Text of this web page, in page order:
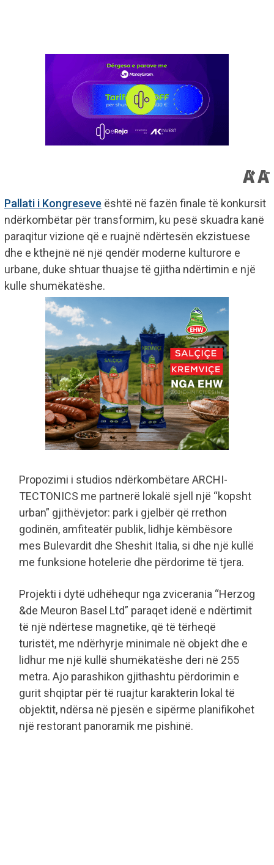
Pallati i Kongreseve është në fazën finale të konkursit
ndërkombëtar për transformim, ku pesë skuadra kanë
paraqitur vizione që e ruajnë ndërtesën ekzistuese
dhe e kthejnë në një qendër moderne kulturore e
urbane, duke shtuar thuajse të gjitha ndërtimin e një
kulle shumëkatëshe.
Propozimi i studios ndërkombëtare ARCHI-
TECTONICS me partnerë lokalë sjell një “kopsht
urban” gjithëvjetor: park i gjelbër që rrethon
godinën, amfiteatër publik, lidhje këmbësore
mes Bulevardit dhe Sheshit Italia, si dhe një kullë
me funksione hotelerie dhe përdorime të tjera.
Projekti i dytë udhëhequr nga zvicerania “Herzog
&de Meuron Basel Ltd” paraqet idenë e ndërtimit
të një ndërtese magnetike, që të tërheqë
turistët, me ndërhyrje minimale në objekt dhe e
lidhur me një kullë shumëkatëshe deri në 255
metra. Ajo parashikon gjithashtu përdorimin e
gurit shqiptar për të ruajtur karakterin lokal të
objektit, ndërsa në pjesën e sipërme planifikohet
një restorant panoramik me pishinë.